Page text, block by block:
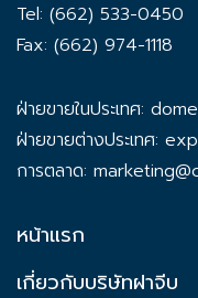
Tel: (662) 533-0450
Fax: (662) 974-1118
ฝ่ายขายในประเทศ:
ฝ่ายขายต่างประเทศ:
การตลาด:
หน้าแรก
เกี่ยวกับบริษัทฝาจีบ